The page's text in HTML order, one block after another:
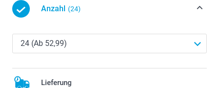
Anzahl (24)
Lieferung